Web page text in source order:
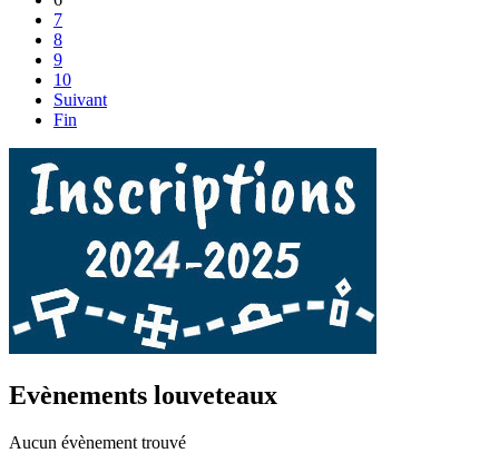
7
8
9
10
Suivant
Fin
Evènements louveteaux
Aucun évènement trouvé